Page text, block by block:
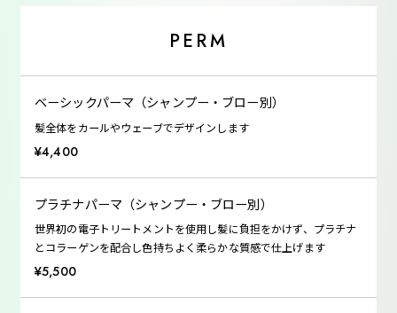
PERM
ベーシックパーマ（シャンプー・ブロー別）
髪全体をカールやウェーブでデザインします
¥4,400
プラチナパーマ（シャンプー・ブロー別）
世界初の電子トリートメントを使用し髪に負担をかけず、プラチナ
とコラーゲンを配合し色持ちよく柔らかな質感で仕上げます
¥5,500